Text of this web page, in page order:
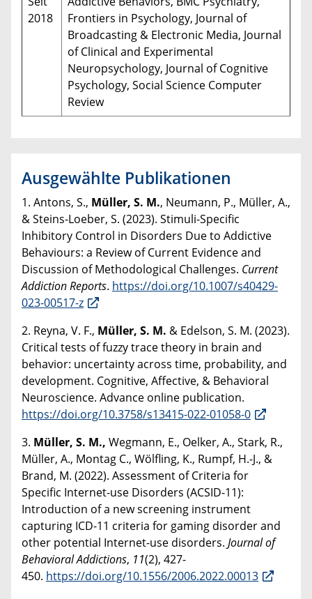
2018
Frontiers in Psychology, Journal of
Broadcasting & Electronic Media, Journal
of Clinical and Experimental
Neuropsychology, Journal of Cognitive
Psychology, Social Science Computer
Review
Ausgewählte Publikationen
1. Antons, S., Müller, S. M., Neumann, P., Müller, A.,
& Steins-Loeber, S. (2023). Stimuli-Specific
Inhibitory Control in Disorders Due to Addictive
Behaviours: a Review of Current Evidence and
Discussion of Methodological Challenges. Current
Addiction Reports. https://doi.org/10.1007/s40429-
023-00517-z
2. Reyna, V. F., Müller, S. M. & Edelson, S. M. (2023).
Critical tests of fuzzy trace theory in brain and
behavior: uncertainty across time, probability, and
development. Cognitive, Affective, & Behavioral
Neuroscience. Advance online publication.
https://doi.org/10.3758/s13415-022-01058-0
3. Müller, S. M., Wegmann, E., Oelker, A., Stark, R.,
Müller, A., Montag C., Wölfling, K., Rumpf, H.-J., &
Brand, M. (2022). Assessment of Criteria for
Specific Internet-use Disorders (ACSID-11):
Introduction of a new screening instrument
capturing ICD-11 criteria for gaming disorder and
other potential Internet-use disorders. Journal of
Behavioral Addictions, 11(2), 427-
450. https://doi.org/10.1556/2006.2022.00013